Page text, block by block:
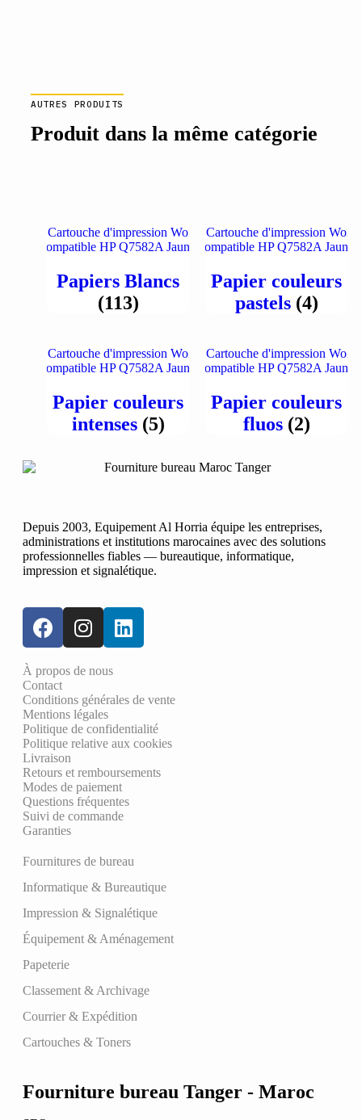
AUTRES PRODUITS
Produit dans la même catégorie
Papiers Blancs
(113)
Papier couleurs
pastels (4)
Papier couleurs
intenses (5)
Papier couleurs
fluos (2)
Depuis 2003, Equipement Al Horria équipe les entreprises,
administrations et institutions marocaines avec des solutions
professionnelles fiables — bureautique, informatique,
impression et signalétique.
À propos de nous
Contact
Conditions générales de vente
Mentions légales
Politique de confidentialité
Politique relative aux cookies
Livraison
Retours et remboursements
Modes de paiement
Questions fréquentes
Suivi de commande
Garanties
Fournitures de bureau
Informatique & Bureautique
Impression & Signalétique
Équipement & Aménagement
Papeterie
Classement & Archivage
Courrier & Expédition
Cartouches & Toners
Fourniture bureau Tanger - Maroc